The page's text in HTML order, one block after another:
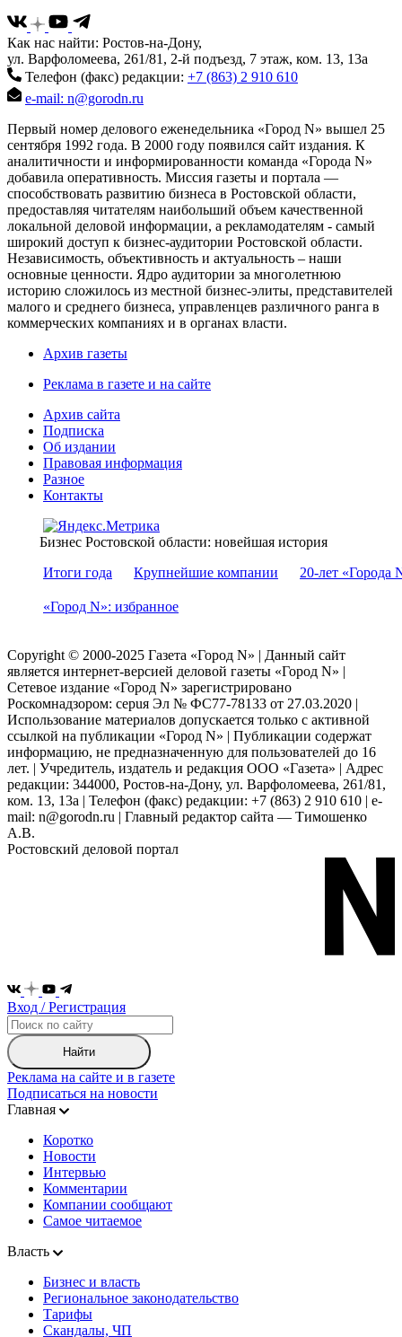
Как нас найти: Ростов-на-Дону,
ул. Варфоломеева, 261/81, 2-й подъезд, 7 этаж, ком. 13, 13а
Телефон (факс) редакции: +7 (863) 2 910 610
e-mail: n@gorodn.ru
Первый номер делового еженедельника «Город N» вышел 25
сентября 1992 года. В 2000 году появился сайт издания. К
аналитичности и информированности команда «Города N»
добавила оперативность. Миссия газеты и портала —
способствовать развитию бизнеса в Ростовской области,
предоставляя читателям наибольший объем качественной
локальной деловой информации, а рекламодателям - самый
широкий доступ к бизнес-аудитории Ростовской области.
Независимость, объективность и актуальность – наши
основные ценности. Ядро аудитории за многолетнюю
историю сложилось из местной бизнес-элиты, представителей
малого и среднего бизнеса, управленцев различного ранга в
коммерческих компаниях и в органах власти.
Архив газеты
Реклама в газете и на сайте
Архив сайта
Подписка
Об издании
Правовая информация
Разное
Контакты
Бизнес Ростовской области: новейшая история
Итоги года
Крупнейшие компании 20-лет «Города
«Город N»: избранное
Copyright © 2000-2025 Газета «Город N» | Данный сайт
является интернет-версией деловой газеты «Город N» |
Сетевое издание «Город N» зарегистрировано
Роскомнадзором: серuя Эл № ФС77-78133 от 27.03.2020 |
Использование материалов допускается только с активной
ссылкой на публикации «Город N» | Публикации содержат
информацию, не предназначенную для пользователей до 16
лет. | Учредитель, издатель и редакция ООО «Газета» | Адрес
редакции: 344000, Ростов-на-Дону, ул. Варфоломеева, 261/81,
ком. 13, 13а | Телефон (факс) редакции: +7 (863) 2 910 610 | e-
mail: n@gorodn.ru | Главный редактор сайта — Тимошенко
А.В.
Ростовский деловой портал
Вход / Регистрация
Найти
Реклама на сайте и в газете
Подписаться на новости
Главная
Коротко
Новости
Интервью
Комментарии
Компании сообщают
Самое читаемое
Власть
Бизнес и власть
Региональное законодательство
Тарифы
Скандалы, ЧП